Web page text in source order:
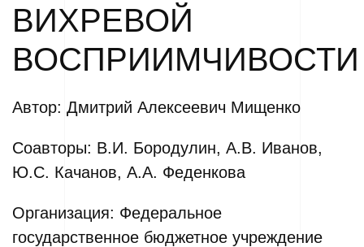
ВИХРЕВОЙ
ВОСПРИИМЧИВОСТИ
Автор: Дмитрий Алексеевич Мищенко
Соавторы: В.И. Бородулин, А.В. Иванов,
Ю.С. Качанов, А.А. Феденкова
Организация: Федеральное
государственное бюджетное учреждение